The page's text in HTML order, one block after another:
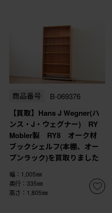
商品番号 B-069376
【買取】Hans J Wegner(ハ
ンス・J・ウェグナー) RY
Mobler製 RY8 オーク材
ブックシェルフ(本棚、オー
プンラック)を買取りました
幅：1,005㎜
奥行：335㎜
高さ：1,805㎜